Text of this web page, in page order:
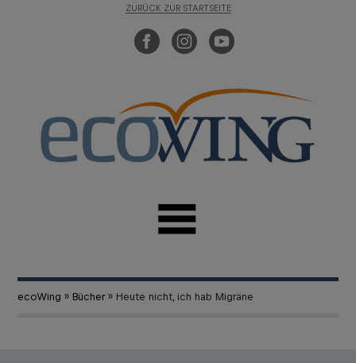
ZURÜCK ZUR STARTSEITE
ecoWing » Bücher» Heute nicht, ich hab Migräne